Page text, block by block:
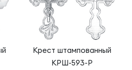
Крест штампованный
КРШ-593-Р